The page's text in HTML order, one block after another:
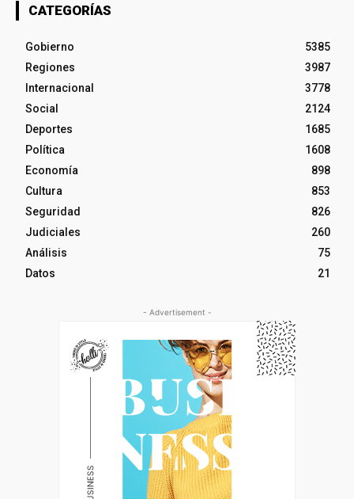
CATEGORÍAS
Gobierno
5385
Regiones
3987
Internacional
3778
Social
2124
Deportes
1685
Política
1608
Economía
898
Cultura
853
Seguridad
826
Judiciales
260
Análisis
75
Datos
21
- Advertisement -